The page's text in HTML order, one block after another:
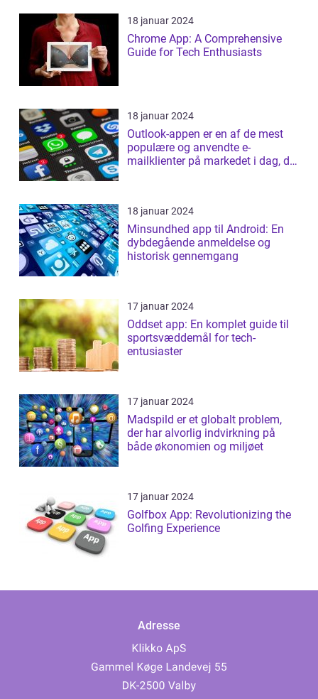
18 januar 2024
Chrome App: A Comprehensive
Guide for Tech Enthusiasts
18 januar 2024
Outlook-appen er en af de mest
populære og anvendte e-
mailklienter på markedet i dag, der
18 januar 2024
Minsundhed app til Android: En
dybdegående anmeldelse og
historisk gennemgang
17 januar 2024
Oddset app: En komplet guide til
sportsvæddemål for tech-
entusiaster
17 januar 2024
Madspild er et globalt problem,
der har alvorlig indvirkning på
både økonomien og miljøet
17 januar 2024
Golfbox App: Revolutionizing the
Golfing Experience
Adresse